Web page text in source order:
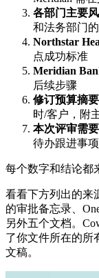
各部门主要
和法务部门
Northstar
点成功标准
Meridian
后续步骤
修订预算摘要
时/客户，附
本次评审需
待办跟进事项
每个数字和结论都
看看下方列出的
的审批备忘录、
另外五个文档。
了你文件所在的所
文稿。